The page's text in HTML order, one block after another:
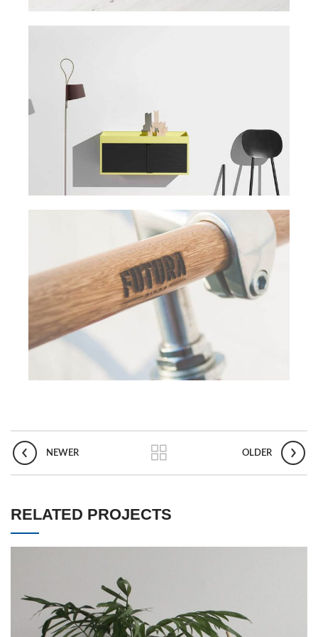
NEWER OLDER
RELATED PROJECTS